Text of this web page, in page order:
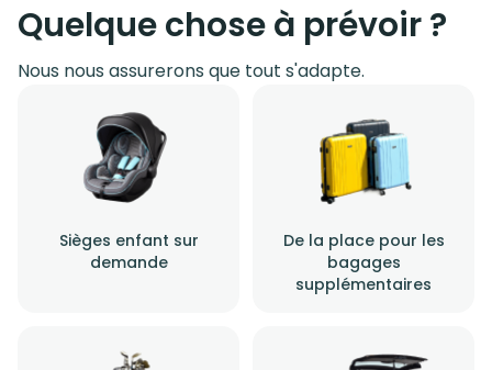
Quelque chose à prévoir ?
Nous nous assurerons que tout s'adapte.
Sièges enfant sur
demande
De la place pour les
bagages
supplémentaires